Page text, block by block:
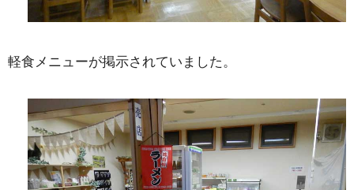
軽食メニューが掲示されていました。